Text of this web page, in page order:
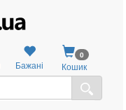
Бажані
0
Кошик